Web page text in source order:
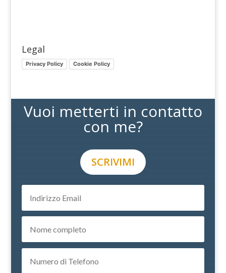
Legal
Privacy Policy Cookie Policy
Vuoi metterti in contatto
con me?
SCRIVIMI